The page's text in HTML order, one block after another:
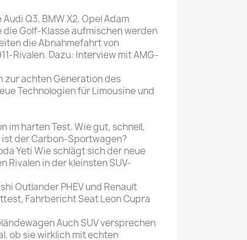
Mann
SONSTIGE
Magazine
Q3, BMW X2, Opel Adam
Golf-Klasse aufmischen werden
die Abnahmefahrt von
Rivalen. Dazu: Interview mit AMG-
zur achten Generation des
Technologien für Limousine und
im harten Test. Wie gut, schnell,
der Carbon-Sportwagen?
Yeti Wie schlägt sich der neue
Rivalen in der kleinsten SUV-
Outlander PHEV und Renault
Fahrbericht Seat Leon Cupra
Auch SUV versprechen
ob sie wirklich mit echten